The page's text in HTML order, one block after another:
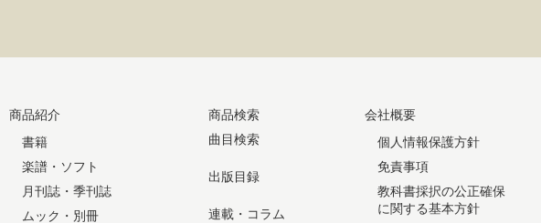
商品紹介
書籍
楽譜・ソフト
月刊誌・季刊誌
ムック・別冊
商品検索
曲目検索
出版目録
連載・コラム
会社概要
個人情報保護方針
免責事項
教科書採択の公正確保
に関する基本方針